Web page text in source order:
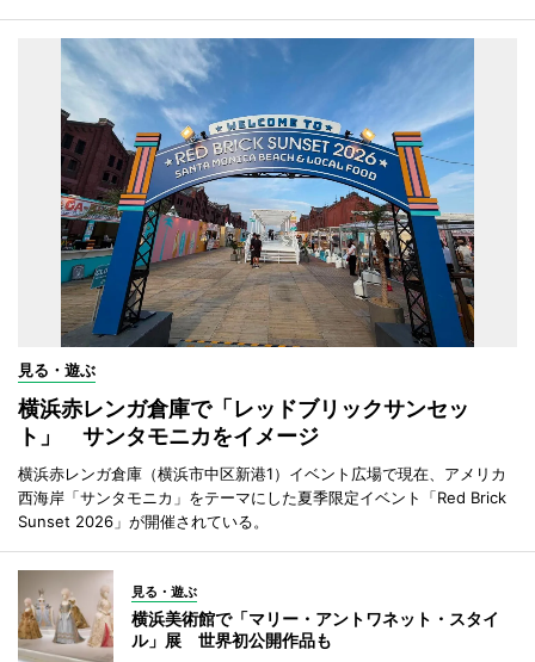
見る・遊ぶ
横浜赤レンガ倉庫で「レッドブリックサンセッ
ト」 サンタモニカをイメージ
横浜赤レンガ倉庫（横浜市中区新港1）イベント広場で現在、アメリカ
西海岸「サンタモニカ」をテーマにした夏季限定イベント「Red Brick
Sunset 2026」が開催されている。
見る・遊ぶ
横浜美術館で「マリー・アントワネット・スタイ
ル」展 世界初公開作品も